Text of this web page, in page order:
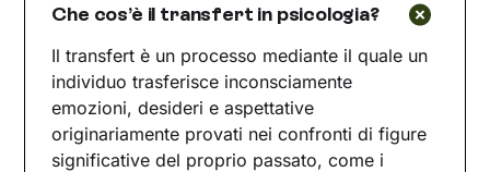
Che cos’è il transfert in psicologia?
Il transfert è un processo mediante il quale un
individuo trasferisce inconsciamente
emozioni, desideri e aspettative
originariamente provati nei confronti di figure
significative del proprio passato, come i